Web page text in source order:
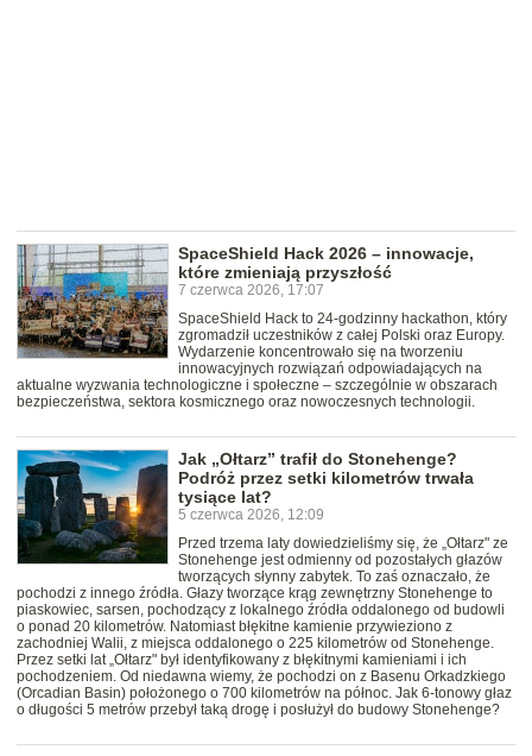
SpaceShield Hack 2026 – innowacje,
które zmieniają przyszłość
7 czerwca 2026, 17:07
SpaceShield Hack to 24-godzinny hackathon, który
zgromadził uczestników z całej Polski oraz Europy.
Wydarzenie koncentrowało się na tworzeniu
innowacyjnych rozwiązań odpowiadających na
aktualne wyzwania technologiczne i społeczne – szczególnie w obszarach
bezpieczeństwa, sektora kosmicznego oraz nowoczesnych technologii.
Jak „Ołtarz” trafił do Stonehenge?
Podróż przez setki kilometrów trwała
tysiące lat?
5 czerwca 2026, 12:09
Przed trzema laty dowiedzieliśmy się, że „Ołtarz" ze
Stonehenge jest odmienny od pozostałych głazów
tworzących słynny zabytek. To zaś oznaczało, że
pochodzi z innego źródła. Głazy tworzące krąg zewnętrzny Stonehenge to
piaskowiec, sarsen, pochodzący z lokalnego źródła oddalonego od budowli
o ponad 20 kilometrów. Natomiast błękitne kamienie przywieziono z
zachodniej Walii, z miejsca oddalonego o 225 kilometrów od Stonehenge.
Przez setki lat „Ołtarz" był identyfikowany z błękitnymi kamieniami i ich
pochodzeniem. Od niedawna wiemy, że pochodzi on z Basenu Orkadzkiego
(Orcadian Basin) położonego o 700 kilometrów na północ. Jak 6-tonowy głaz
o długości 5 metrów przebył taką drogę i posłużył do budowy Stonehenge?